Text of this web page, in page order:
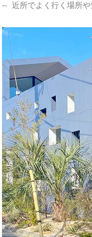
近所でよく行く場所